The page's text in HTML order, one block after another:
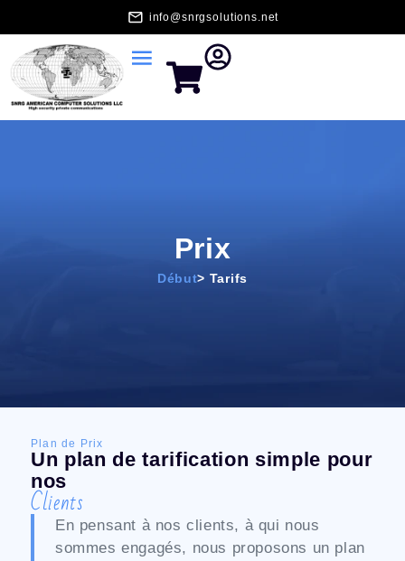
info@snrgsolutions.net
Prix
Début> Tarifs
Plan de Prix
Un plan de tarification simple pour
nos
Clients
En pensant à nos clients, à qui nous
sommes engagés, nous proposons un plan